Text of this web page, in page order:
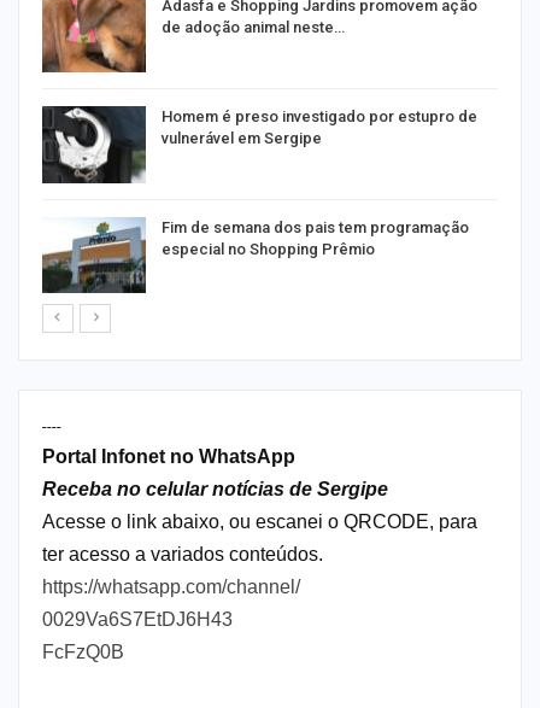
Adasfa e Shopping Jardins promovem ação
de adoção animal neste…
Homem é preso investigado por estupro de
vulnerável em Sergipe
Fim de semana dos pais tem programação
especial no Shopping Prêmio
----
Portal Infonet no WhatsApp
Receba no celular notícias de Sergipe
Acesse o link abaixo, ou escanei o QRCODE, para
ter acesso a variados conteúdos.
https://whatsapp.com/channel/
0029Va6S7EtDJ6H43
FcFzQ0B